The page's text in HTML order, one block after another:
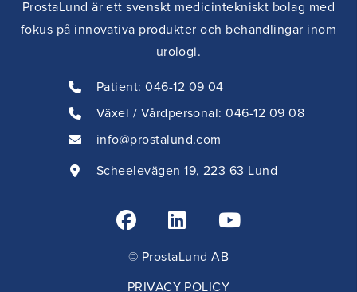
ProstaLund är ett svenskt medicintekniskt bolag med
fokus på innovativa produkter och behandlingar inom
urologi.
Patient:046-12 09 04
Växel / Vårdpersonal: 046-12 09 08
info@prostalund.com
Scheelevägen 19, 223 63 Lund
© ProstaLund AB
PRIVACY POLICY
Jag vill bli uppringd!